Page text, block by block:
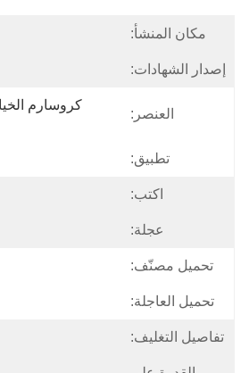
مكان المنشأ:
إصدار الشهادات:
العنصر:
تطبيق:
اكتب:
عجلة:
تحميل مصنّف:
تحميل العاجلة:
تفاصيل التغليف: